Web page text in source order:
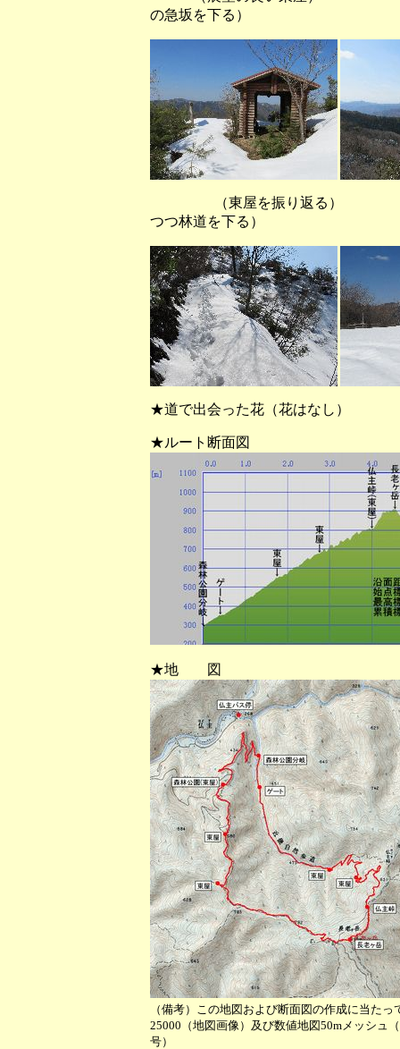
の急坂を下る）
（東屋を振り返る） （
つつ林道を下る）
★道で出会った花（花はなし）
★ルート断面図
★地 図
（備考）この地図および断面図の作成に当た
25000（地図画像）及び数値地図50mメッシ
号）